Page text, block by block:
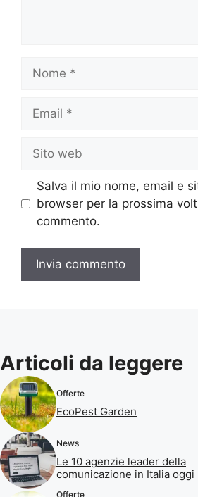
web
Salva il mio nome, email e
browser per la prossima
commento.
Articoli da leggere
Offerte
EcoPest Garden
News
Le 10 agenzie leader della
comunicazione in Italia oggi
Offerte